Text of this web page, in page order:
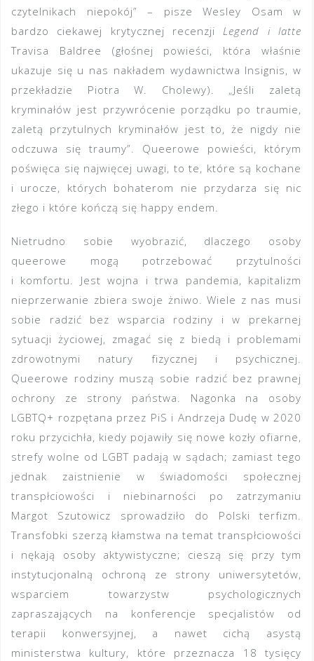
czytelnikach niepokój” – pisze Wesley Osam w
bardzo ciekawej krytycznej recenzjiLegend i latte
Travisa Baldree (głośnej powieści, która właśnie
ukazuje się u nas nakładem wydawnictwa Insignis, w
przekładzie Piotra W. Cholewy). „Jeśli zaletą
kryminałów jest przywrócenie porządku po traumie,
zaletą przytulnych kryminałów jest to, że nigdy nie
odczuwa się traumy”. Queerowe powieści, którym
poświęca się najwięcej uwagi, to te, które są kochane
i urocze, których bohaterom nie przydarza się nic
złego i które kończą się happy endem.
Nietrudno sobie wyobrazić, dlaczego osoby
queerowe mogą potrzebować przytulności
i komfortu. Jest wojna i trwa pandemia, kapitalizm
nieprzerwanie zbiera swoje żniwo. Wiele z nas musi
sobie radzić bez wsparcia rodziny i w prekarnej
sytuacji życiowej, zmagać się z biedą i problemami
zdrowotnymi natury fizycznej i psychicznej.
Queerowe rodziny muszą sobie radzić bez prawnej
ochrony ze strony państwa. Nagonka na osoby
LGBTQ+ rozpętana przez PiS i Andrzeja Dudę w 2020
roku przycichła, kiedy pojawiły się nowe kozły ofiarne,
strefy wolne od LGBT padają w sądach; zamiast tego
jednak zaistnienie w świadomości społecznej
transpłciowości i niebinarności po zatrzymaniu
Margot Szutowicz sprowadziło do Polski terfizm.
Transfobki szerzą kłamstwa na temat transpłciowości
i nękają osoby aktywistyczne; cieszą się przy tym
instytucjonalną ochroną ze strony uniwersytetów,
wsparciem towarzystw psychologicznych
zapraszających na konferencje specjalistów od
terapii konwersyjnej, a nawet cichą asystą
ministerstwa kultury, które przeznacza 18 tysięcy